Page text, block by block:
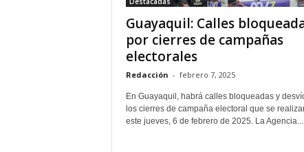
Guayaquil: Calles
por cierres de campañas
electorales
Redacción - febrero 7, 2025
En Guayaquil, habrá calles bloqueadas y
los cierres de campaña electoral que se
este jueves, 6 de febrero de 2025. La Agencia...